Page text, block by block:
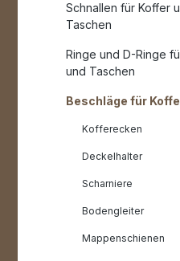
Schnallen für Koffer
Taschen
Ringe und D-Ringe
und Taschen
Beschläge für
Kofferecken
Deckelhalter
Scharniere
Bodengleiter
Mappenschienen